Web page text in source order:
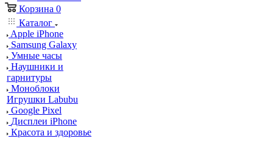
Корзина 0
Каталог
Apple iPhone
Samsung Galaxy
Умные часы
Наушники и
гарнитуры
Моноблоки
Игрушки Labubu
Google Pixel
Дисплеи iPhone
Красота и здоровье